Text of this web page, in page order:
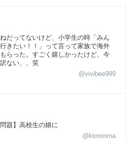
だってないけど、小学生の時「みん
きたい！！」って言って家族で海外
らった。すごく嬉しかったけど、今
ない、、笑
@vivibee999
題】高校生の娘に
@ktmrinma